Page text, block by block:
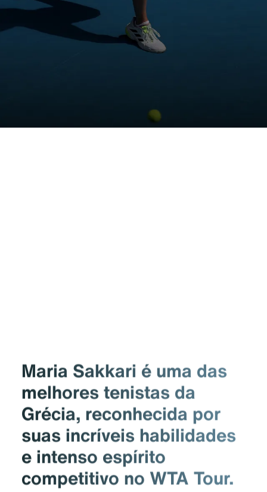
Maria Sakkari é uma das
melhores tenistas da
Grécia, reconhecida por
suas incríveis habilidades
e intenso espírito
competitivo no WTA Tour.